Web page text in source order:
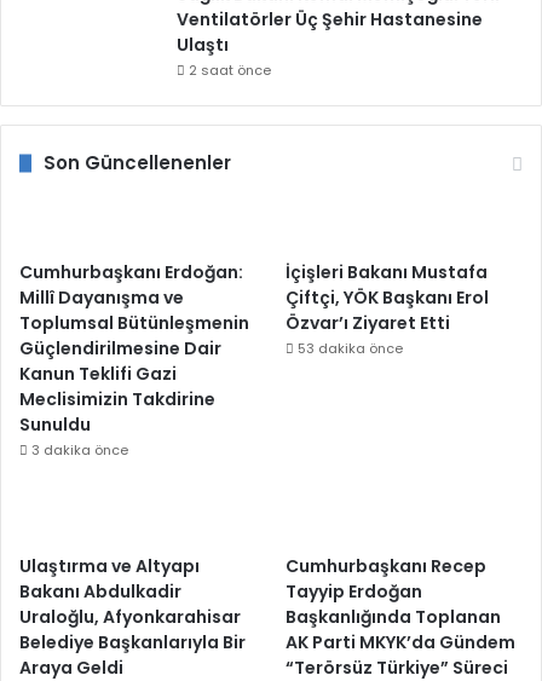
Ventilatörler Üç Şehir Hastanesine
Ulaştı
2 saat önce
Son Güncellenenler
Cumhurbaşkanı Erdoğan:
Millî Dayanışma ve
Toplumsal Bütünleşmenin
Güçlendirilmesine Dair
Kanun Teklifi Gazi
Meclisimizin Takdirine
Sunuldu
3 dakika önce
İçişleri Bakanı Mustafa
Çiftçi, YÖK Başkanı Erol
Özvar’ı Ziyaret Etti
53 dakika önce
Ulaştırma ve Altyapı
Bakanı Abdulkadir
Uraloğlu, Afyonkarahisar
Belediye Başkanlarıyla Bir
Araya Geldi
Cumhurbaşkanı Recep
Tayyip Erdoğan
Başkanlığında Toplanan
AK Parti MKYK’da Gündem
“Terörsüz Türkiye” Süreci